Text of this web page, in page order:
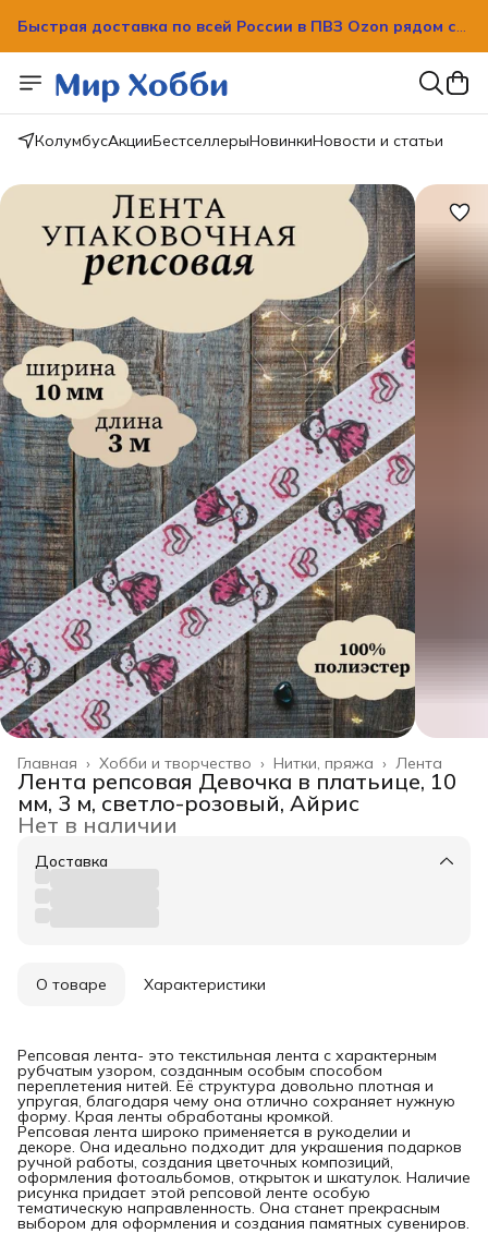
вашим домом!
КолумбусАкцииБестселлерыНовинкиНовости и статьи
Лента
Нитки, пряжа ›
Хобби и творчество ›
Главная ›
Лента репсовая Девочка в платьице, 10
мм, 3 м, светло-розовый, Айрис
Нет в наличии
Доставка
О товаре Характеристики
Репсовая лента- это текстильная лента с характерным
рубчатым узором, созданным особым способом
переплетения нитей. Её структура довольно плотная и
упругая, благодаря чему она отлично сохраняет нужную
форму. Края ленты обработаны кромкой.
Репсовая лента широко применяется в рукоделии и
декоре. Она идеально подходит для украшения подарков
ручной работы, создания цветочных композиций,
оформления фотоальбомов, открыток и шкатулок. Наличие
рисунка придает этой репсовой ленте особую
тематическую направленность. Она станет прекрасным
выбором для оформления и создания памятных сувениров.